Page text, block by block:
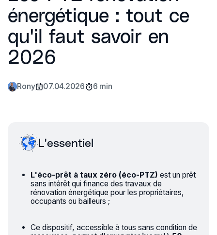
énergétique : tout ce
qu'il faut savoir en
2026
Rony 07.04.2026 6 min
L'essentiel
L'éco-prêt à taux zéro (éco-PTZ) est un prêt
sans intérêt qui finance des travaux de
rénovation énergétique pour les propriétaires,
occupants ou bailleurs ;
Ce dispositif, accessible à tous sans condition de